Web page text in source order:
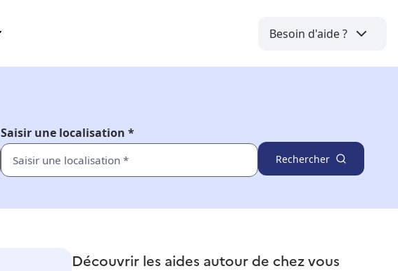
Besoin d'aide ?
Saisir une localisation *
Rechercher
Découvrir les aides autour de chez vous